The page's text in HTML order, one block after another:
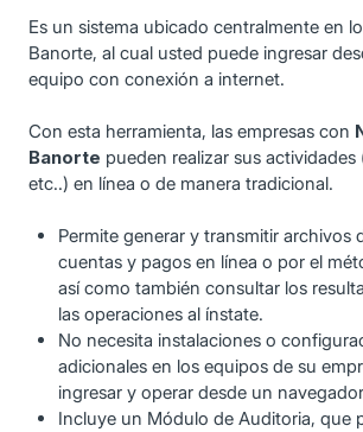
Es un sistema ubicado centralmente en
Banorte, al cual usted puede ingresar
equipo con conexión a internet.
Con esta herramienta, las empresas con
Banorte pueden realizar sus actividades
etc..) en línea o de manera tradicional.
Permite generar y transmitir archivos
cuentas y pagos en línea o por el
así como también consultar los
las operaciones al ínstate.
No necesita instalaciones o
adicionales en los equipos de su
ingresar y operar desde un
Incluye un Módulo de Auditoria, que